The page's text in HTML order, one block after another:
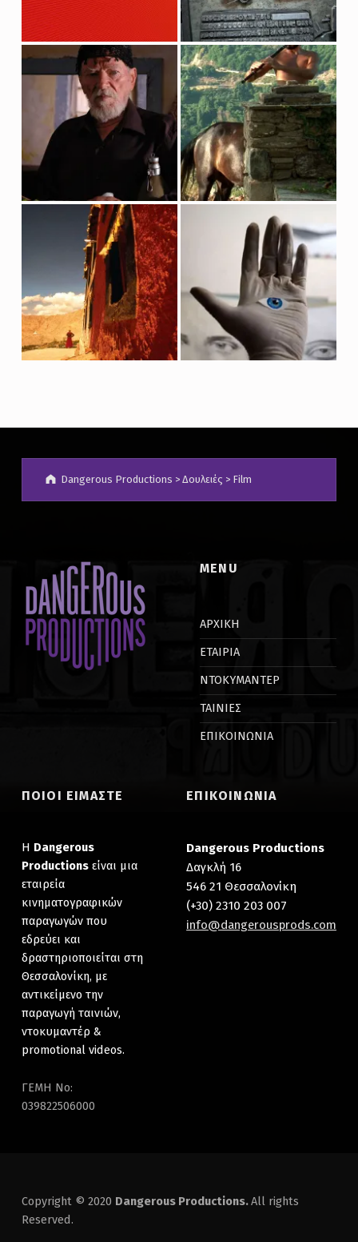
Dangerous Productions >Δουλειές > Film
MENU
ΑΡΧΙΚΗ
ΕΤΑΙΡΙΑ
ΝΤΟΚΥΜΑΝΤΕΡ
ΤΑΙΝΙΕΣ
ΕΠΙΚΟΙΝΩΝΙΑ
ΠΟΙΟΙ ΕΙΜΑΣΤΕ
Η Dangerous
Productionsείναι μια
εταιρεία
κινηματογραφικών
παραγωγών που
εδρεύει και
δραστηριοποιείται στη
Θεσσαλονίκη, με
αντικείμενο την
παραγωγή ταινιών,
ντοκυμαντέρ &
promotional videos.
ΓΕΜΗ No:
039822506000
ΕΠΙΚΟΙΝΩΝΙΑ
Dangerous Productions
Δαγκλή 16
546 21 Θεσσαλονίκη
(+30) 2310 203 007
info@dangerousprods.com
Copyright © 2020 Dangerous Productions.All rights
Reserved.